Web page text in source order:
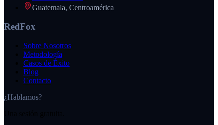
Guatemala, Centroamérica
RedFox
Sobre Nosotros
Metodología
Casos de Éxito
Blog
Contacto
¿Hablamos?